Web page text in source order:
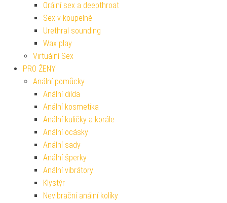
Orální sex a deepthroat
Sex v koupelně
Urethral sounding
Wax play
Virtuální Sex
PRO ŽENY
Anální pomůcky
Anální dilda
Anální kosmetika
Anální kuličky a korále
Anální ocásky
Anální sady
Anální šperky
Anální vibrátory
Klystýr
Nevibrační anální kolíky